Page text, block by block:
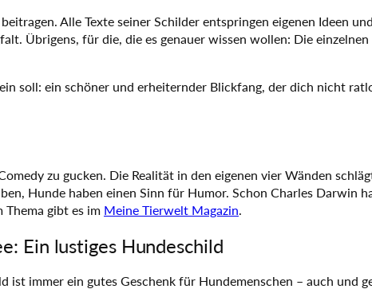
C
l
n
g
e
Alle Texte seiner Schilder entspringen eigenen Ideen
Übrigens, für die, die es genauer wissen wollen: Die
soll: ein schöner und erheiternder Blickfang, der dich nicht
zu gucken. Die Realität in den eigenen vier Wänden
Hunde haben einen Sinn für Humor. Schon Charles Darwin
gibt es im Meine Tierwelt Magazin.
Ein lustiges Hundeschild
ist immer ein gutes Geschenk für Hundemenschen – auch und